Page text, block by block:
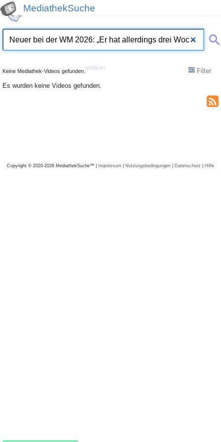
MediathekSuche
Keine Mediathek-Videos gefunden.
erklären
Filter
Es wurden keine Videos gefunden.
Copyright © 2020-2026 MediathekSuche™ | Impressum | Nutzungsbedingungen | Datenschutz | Hilfe